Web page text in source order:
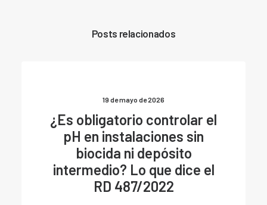
Posts relacionados
19 de mayo de 2026
¿Es obligatorio controlar el
pH en instalaciones sin
biocida ni depósito
intermedio? Lo que dice el
RD 487/2022